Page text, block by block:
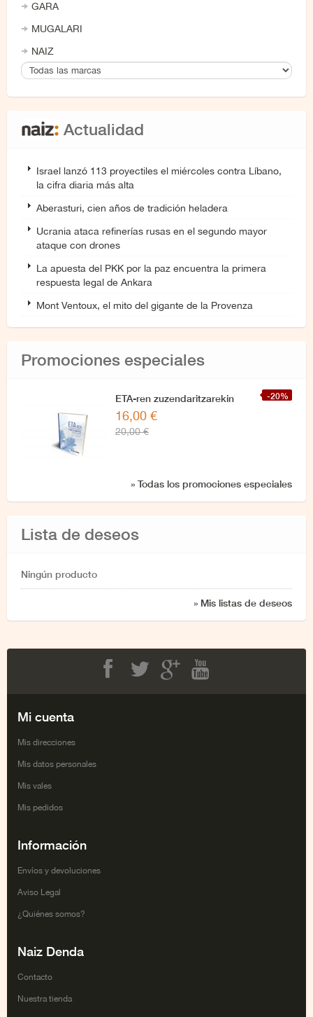
GARA
MUGALARI
NAIZ
Actualidad
Israel lanzó 113 proyectiles el miércoles contra Líbano,
la cifra diaria más alta
Aberasturi, cien años de tradición heladera
Ucrania ataca refinerías rusas en el segundo mayor
ataque con drones
La apuesta del PKK por la paz encuentra la primera
respuesta legal de Ankara
Mont Ventoux, el mito del gigante de la Provenza
Promociones especiales
-20%
ETA-ren zuzendaritzarekin
azken elkarrizketa
16,00 €
20,00 €
» Todas los promociones especiales
Lista de deseos
Ningún producto
» Mis listas de deseos
Mi cuenta
Mis direcciones
Mis datos personales
Mis vales
Mis pedidos
Información
Envíos y devoluciones
Aviso Legal
¿Quiénes somos?
Naiz Denda
Contacto
Nuestra tienda